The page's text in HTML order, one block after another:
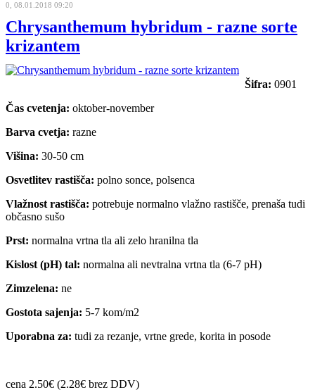
0, 08.01.2018 09:20
Chrysanthemum hybridum - razne sorte
krizantem
Šifra: 0901
Čas cvetenja: oktober-november
Barva cvetja: razne
Višina: 30-50 cm
Osvetlitev rastišča: polno sonce, polsenca
Vlažnost rastišča: potrebuje normalno vlažno rastišče, prenaša tudi
občasno sušo
Prst: normalna vrtna tla ali zelo hranilna tla
Kislost (pH) tal: normalna ali nevtralna vrtna tla (6-7 pH)
Zimzelena: ne
Gostota sajenja: 5-7 kom/m2
Uporabna za: tudi za rezanje, vrtne grede, korita in posode
cena 2.50€ (2.28€ brez DDV)